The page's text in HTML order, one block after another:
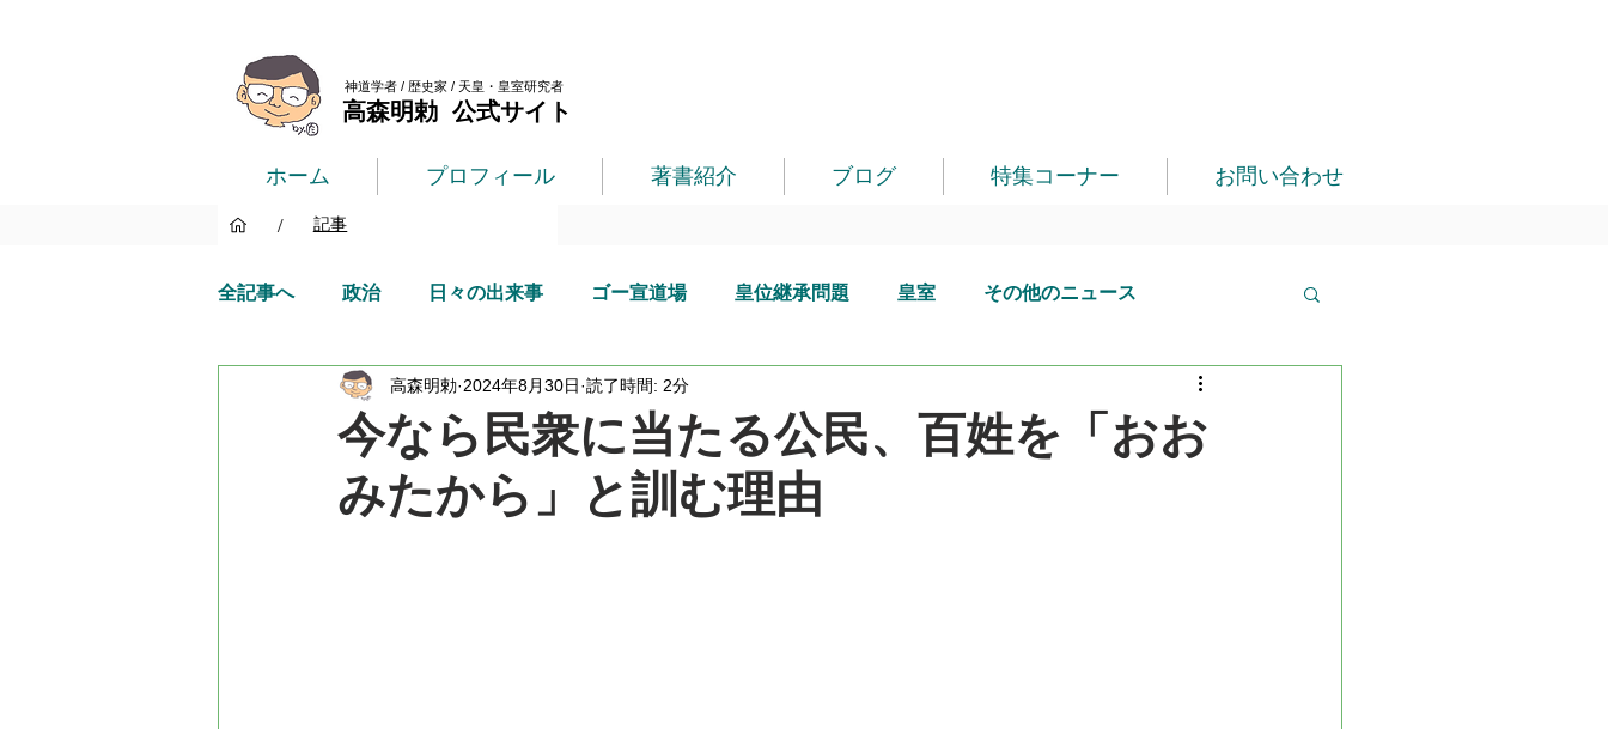
神道学者 / 歴史家 / 天皇・皇室研究者
高森明勅 公式サイト
ホーム プロフィール 著書紹介 ブログ 特集コーナー お問い合わせ
/ 記事
全記事へ 政治 日々の出来事 ゴー宣道場 皇位継承問題 皇室 その他のニュース
今なら民衆に当たる公民、百姓を「おお
みたから」と訓む理由
高森明勅 2024年8月30日 読了時間: 2分